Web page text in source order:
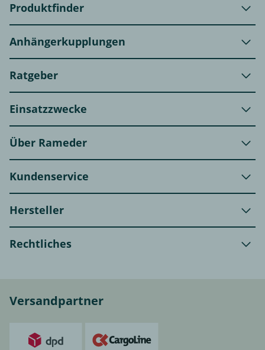
Produktfinder
Anhängerkupplungen
Ratgeber
Einsatzzwecke
Über Rameder
Kundenservice
Hersteller
Rechtliches
Versandpartner